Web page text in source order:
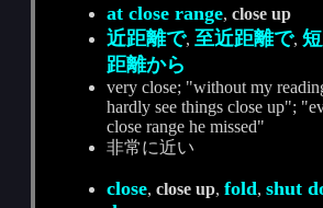
at close range,close up
近距離で, 至近距離で,
距離から
very close; "without my
hardly see things close up";
close range he missed"
非常に近い
close,close up,fold,shut